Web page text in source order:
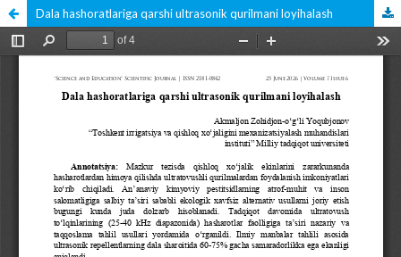
Dala hashoratlariga qarshi ultrasonik qurilmani loyihalash